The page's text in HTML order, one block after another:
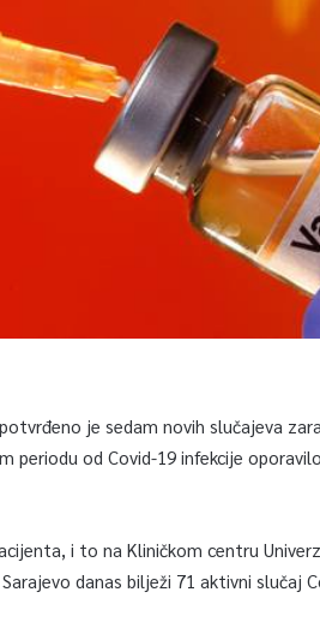
je sedam novih slučajeva
periodu od Covid-19 infekcije
i to na Kliničkom centru
danas bilježi 71 aktivni slučaj